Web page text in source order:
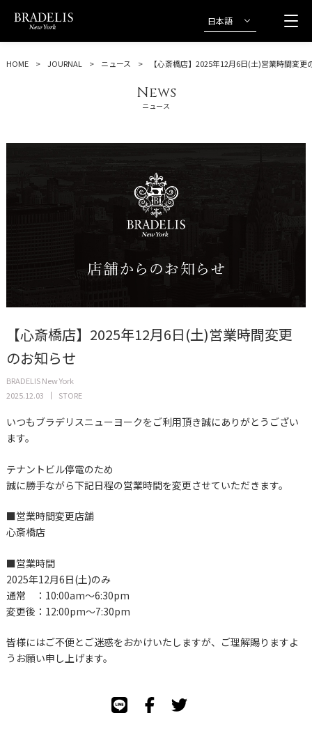
日本語
HOME JOURNAL ニュース 【心斎橋店】2025年12月6日(土)営業時間変更
News
ニュース
【心斎橋店】2025年12月6日(土)営業時間変更
のお知らせ
BRADELIS New York
2025.12.03
STORE
いつもブラデリスニューヨークをご利用頂き誠にありがとうござい
ます。
テナントビル停電のため
誠に勝手ながら下記日程の営業時間を変更させていただきます。
■営業時間変更店舗
心斎橋店
■営業時間
2025年12月6日(土)のみ
通常 ：10:00am～6:30pm
変更後：12:00pm～7:30pm
皆様にはご不便とご迷惑をおかけいたしますが、ご理解賜りますよ
うお願い申し上げます。